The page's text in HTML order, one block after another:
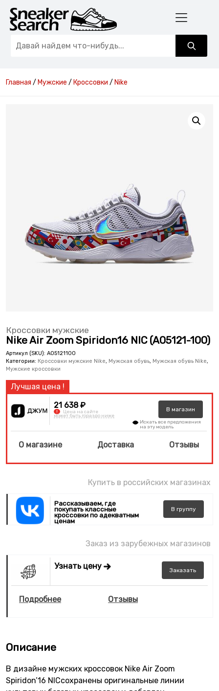
Главная / Мужские / Кроссовки / Nike
Кроссовки мужские
Nike Air Zoom Spiridon16 NIC (AO5121-100)
Артикул (SKU): AO5121100
Категории: Кроссовки мужские Nike, Мужская обувь, Мужская обувь Nike,
Мужские кроссовки
21 638 ₽
! Цена на сайте
может быть гораздо ниже
В магазин
Искать все предложения
на эту модель
О магазине Доставка Отзывы
Купить в российских магазинах
Рассказываем, где
покупать классные
кроссовки по адекватным
ценам
В группу
Заказ из зарубежных магазинов
Узнать цену Заказать
Подробнее Отзывы
Описание
В дизайне мужских кроссовок Nike Air Zoom
Spiridon’16 NICсохранены оригинальные линии